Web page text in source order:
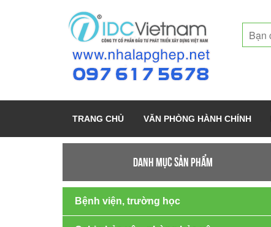
TRANG CHỦ VĂN PHÒNG HÀNH CHÍNH
DANH MỤC SẢN PHẨM
Bệnh viện, trường học